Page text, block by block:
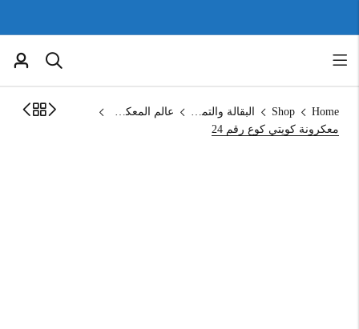
Home
Shop البقالة والتموين
عالم المعكرونة
معكرونة كويتي كوع رقم 24